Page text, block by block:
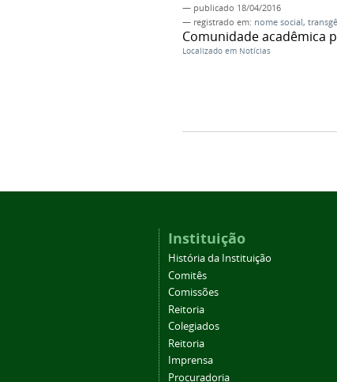
— publicado 18/04/2016
— registrado em: nome social,
Comunidade acadêmica
Localizado em Notícias
Instituição
História da Instituição
Comitês
Comissões
Reitoria
Colegiados
Reitoria
Imprensa
Procuradoria